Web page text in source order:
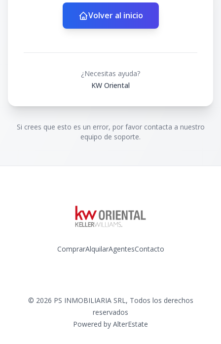
Volver al inicio
¿Necesitas ayuda?
KW Oriental
Si crees que esto es un error, por favor contacta a nuestro
equipo de soporte.
ComprarAlquilarAgentesContacto
© 2026 PS INMOBILIARIA SRL, Todos los derechos
reservados
Powered by AlterEstate